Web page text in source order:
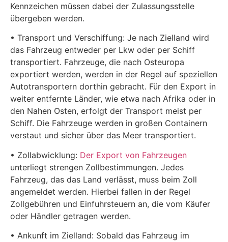
Kennzeichen müssen dabei der Zulassungsstelle
übergeben werden.
• Transport und Verschiffung: Je nach Zielland wird
das Fahrzeug entweder per Lkw oder per Schiff
transportiert. Fahrzeuge, die nach Osteuropa
exportiert werden, werden in der Regel auf speziellen
Autotransportern dorthin gebracht. Für den Export in
weiter entfernte Länder, wie etwa nach Afrika oder in
den Nahen Osten, erfolgt der Transport meist per
Schiff. Die Fahrzeuge werden in großen Containern
verstaut und sicher über das Meer transportiert.
• Zollabwicklung: Der Export von Fahrzeugen
unterliegt strengen Zollbestimmungen. Jedes
Fahrzeug, das das Land verlässt, muss beim Zoll
angemeldet werden. Hierbei fallen in der Regel
Zollgebühren und Einfuhrsteuern an, die vom Käufer
oder Händler getragen werden.
• Ankunft im Zielland: Sobald das Fahrzeug im